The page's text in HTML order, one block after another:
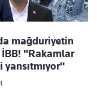
mağduriyetin
İBB! "Rakamlar
yansıtmıyor"